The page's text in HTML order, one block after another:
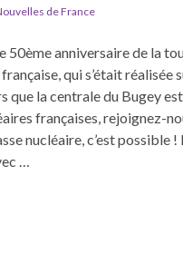
de France
50ème anniversaire de la
qui s’était réalisée
que la centrale du Bugey
françaises, rejoignez-
nucléaire, c’est possible !
…